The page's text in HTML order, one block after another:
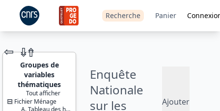
Recherche Panier
JEU DE
Enquête
Nationale
sur les
Ajouter
⇦ ⇮⇮
Groupes de
variables
thématiques
Tout afficher
Fichier Ménage
A. Tableau des habitants du logement